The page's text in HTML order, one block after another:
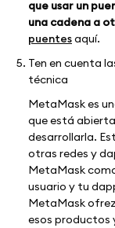
que usar un
una cadena a
puentesaquí.
Ten en cuenta
técnica
MetaMask es
que está
desarrollarla.
otras redes y
MetaMask
usuario y tu
MetaMask
esos productos